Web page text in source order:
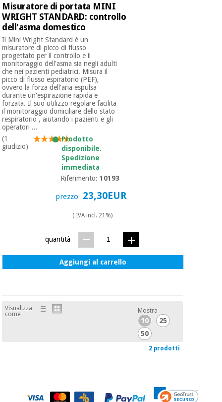
Strumenti
chirurgici
(liquidazione)
Misuratore di portata MINI
WRIGHT STANDARD: controllo
dell'asma domestico
Il Mini Wright Standard è un
misuratore di picco di flusso
progettato per il controllo e il
monitoraggio dell'asma sia negli adulti
che nei pazienti pediatrici. Misura il
picco di flusso espiratorio (PEF),
ovvero la forza dell'aria espulsa
durante un'espirazione rapida e
forzata. Il suo utilizzo regolare facilita
il monitoraggio domiciliare dello stato
respiratorio , aiutando i pazienti e gli
operatori ...
(1
giudizio)
Prodotto
disponibile.
Spedizione
immediata
Riferimento:10193
prezzo 23,30EUR
( IVA incl. 21%)
quantità
Aggiungi al carrello
Visualizza
come
Mostra
10
25
50
2 prodotti